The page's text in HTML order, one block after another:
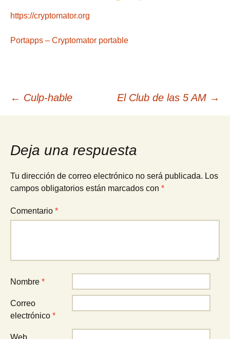
https://cryptomator.org
Portapps – Cryptomator portable
Navegación
de
entradas
← Culp-hable El Club de las 5 AM →
Deja una respuesta
Tu dirección de correo electrónico no será publicada. Los
campos obligatorios están marcados con *
Comentario *
Nombre *
Correo
electrónico *
Web